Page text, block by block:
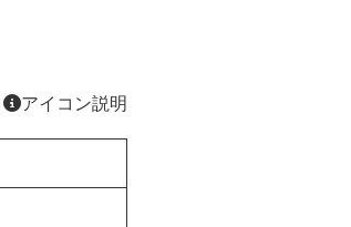
アイコン説明